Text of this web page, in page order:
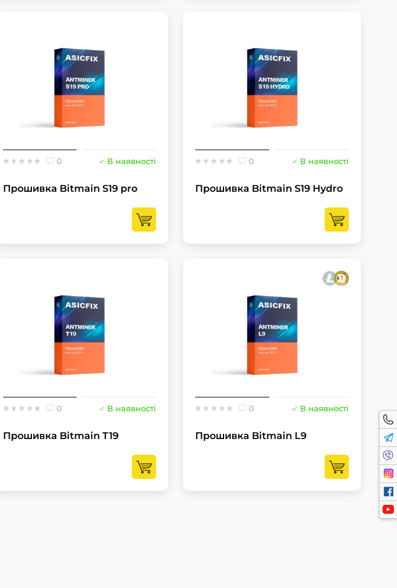
0 В наявності
Прошивка Bitmain S19 pro
0 В наявності
Прошивка Bitmain S19 Hydro
0 В наявності
Прошивка Bitmain T19
0 В наявності
Прошивка Bitmain L9